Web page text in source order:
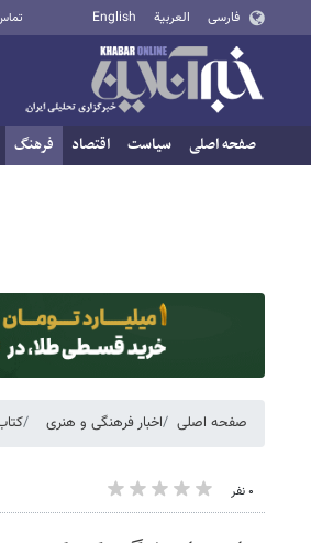
فارسی العربية English
صفحه اصلی سیاست اقتصاد فرهنگ
صفحه اصلی اخبار فرهنگی و هنری
۰ نفر